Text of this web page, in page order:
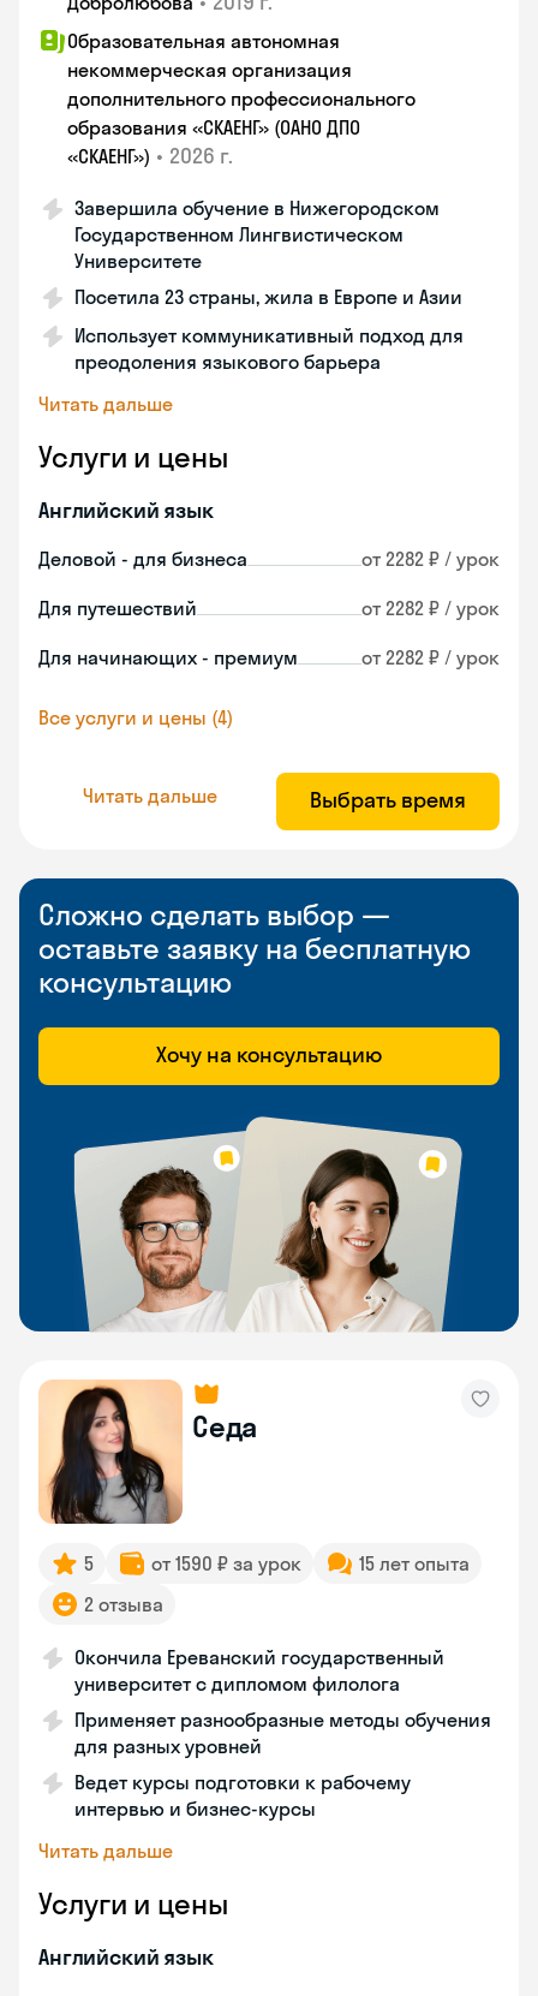
Образовательная автономная
некоммерческая организация
дополнительного профессионального
образования «СКАЕНГ» (ОАНО ДПО
«СКАЕНГ») • 2026 г.
Завершила обучение в Нижегородском
Государственном Лингвистическом
Университете
Посетила 23 страны, жила в Европе и Азии
Использует коммуникативный подход для
преодоления языкового барьера
Читать дальше
Услуги и цены
Английский язык
Деловой - для бизнеса от 2282 ₽ / урок
Для путешествий от 2282 ₽ / урок
Для начинающих - премиум от 2282 ₽ / урок
Все услуги и цены (4)
Читать дальше Выбрать время
Сложно сделать выбор —
оставьте заявку на бесплатную
консультацию
Хочу на консультацию
Седа
5 от 1590 ₽ за урок
15 лет опыта
2 отзыва
Окончила Ереванский государственный
университет с дипломом филолога
Применяет разнообразные методы обучения
для разных уровней
Ведет курсы подготовки к рабочему
интервью и бизнес-курсы
Читать дальше
Услуги и цены
Английский язык